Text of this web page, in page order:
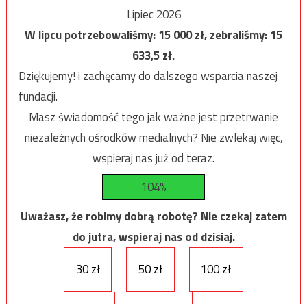
Lipiec 2026
W lipcu potrzebowaliśmy:15 000zł, zebraliśmy:15
633,5zł.
Dziękujemy! i zachęcamy do dalszego wsparcia naszej
fundacji.
Masz świadomość tego jak ważne jest przetrwanie
niezależnych ośrodków medialnych? Nie zwlekaj więc,
wspieraj nas już od teraz.
104%
Uważasz, że robimy dobrą robotę? Nie czekaj zatem
do jutra, wspieraj nas od dzisiaj.
30 zł
50 zł 100 zł